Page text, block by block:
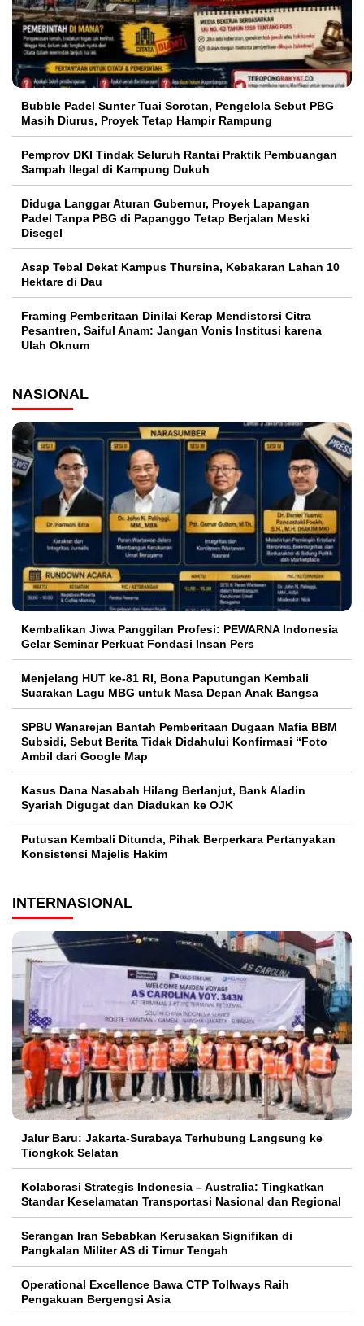
Bubble Padel Sunter Tuai Sorotan, Pengelola Sebut PBG
Masih Diurus, Proyek Tetap Hampir Rampung
Pemprov DKI Tindak Seluruh Rantai Praktik Pembuangan
Sampah Ilegal di Kampung Dukuh
Diduga Langgar Aturan Gubernur, Proyek Lapangan
Padel Tanpa PBG di Papanggo Tetap Berjalan Meski
Disegel
Asap Tebal Dekat Kampus Thursina, Kebakaran Lahan 10
Hektare di Dau
Framing Pemberitaan Dinilai Kerap Mendistorsi Citra
Pesantren, Saiful Anam: Jangan Vonis Institusi karena
Ulah Oknum
NASIONAL
Kembalikan Jiwa Panggilan Profesi: PEWARNA Indonesia
Gelar Seminar Perkuat Fondasi Insan Pers
Menjelang HUT ke-81 RI, Bona Paputungan Kembali
Suarakan Lagu MBG untuk Masa Depan Anak Bangsa
SPBU Wanarejan Bantah Pemberitaan Dugaan Mafia BBM
Subsidi, Sebut Berita Tidak Didahului Konfirmasi “Foto
Ambil dari Google Map
Kasus Dana Nasabah Hilang Berlanjut, Bank Aladin
Syariah Digugat dan Diadukan ke OJK
Putusan Kembali Ditunda, Pihak Berperkara Pertanyakan
Konsistensi Majelis Hakim
INTERNASIONAL
Jalur Baru: Jakarta-Surabaya Terhubung Langsung ke
Tiongkok Selatan
Kolaborasi Strategis Indonesia – Australia: Tingkatkan
Standar Keselamatan Transportasi Nasional dan Regional
Serangan Iran Sebabkan Kerusakan Signifikan di
Pangkalan Militer AS di Timur Tengah
Operational Excellence Bawa CTP Tollways Raih
Pengakuan Bergengsi Asia